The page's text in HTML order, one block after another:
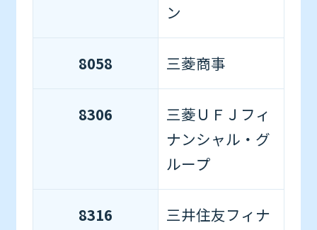
ン
8058 三菱商事
8306
三菱ＵＦＪフィ
ナンシャル・グ
ループ
8316
三井住友フィナ